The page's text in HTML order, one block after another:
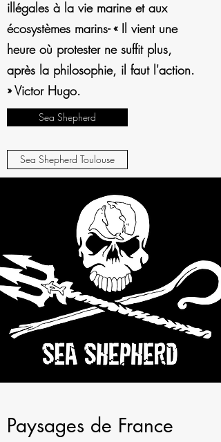
illégales à la vie marine et aux
écosystèmes marins- « Il vient une
heure où protester ne suffit plus,
après la philosophie, il faut l'action.
» Victor Hugo.
Sea Shepherd
Sea Shepherd Toulouse
Paysages de France